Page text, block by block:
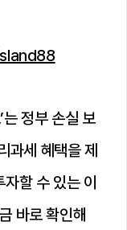
정부 손실 보
세 혜택을 제
할 수 있는 이
바로 확인해